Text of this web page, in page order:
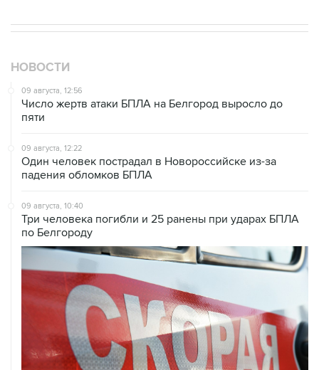
НОВОСТИ
09 августа, 12:56
Число жертв атаки БПЛА на Белгород выросло до
пяти
09 августа, 12:22
Один человек пострадал в Новороссийске из-за
падения обломков БПЛА
09 августа, 10:40
Три человека погибли и 25 ранены при ударах БПЛА
по Белгороду